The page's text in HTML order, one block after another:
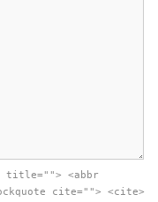
title=""> <abbr
cite=""> <cite>